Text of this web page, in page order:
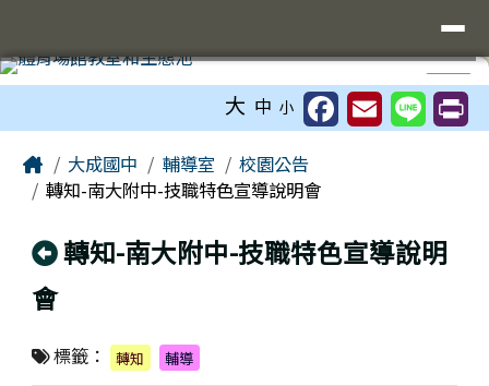
⏸
大 中 小
Home大成國中 輔導室
校園公告
轉知-南大附中-技職特色宣導說明會
回上頁
轉知-南大附中-技職特色宣導說明
會
標籤： 轉知 輔導